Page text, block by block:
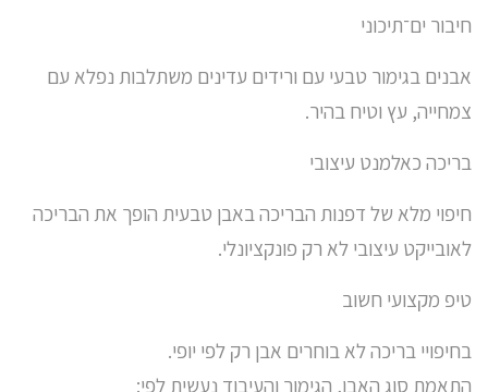
חיבור ים־תיכוני
אבנים בגימור טבעי עם ורידים עדינים משתלבות נפלא עם
צמחייה, עץ וטיח בהיר.
בריכה כאלמנט עיצובי
חיפוי מלא של דפנות הבריכה באבן טבעית הופך את הבריכה
לאובייקט עיצובי לא רק פונקציונלי.
טיפ מקצועי חשוב
בחיפויי בריכה לא בוחרים אבן רק לפי יופי.
התאמת סוג האבן, הגימור והעיבוד נעשית לפי: